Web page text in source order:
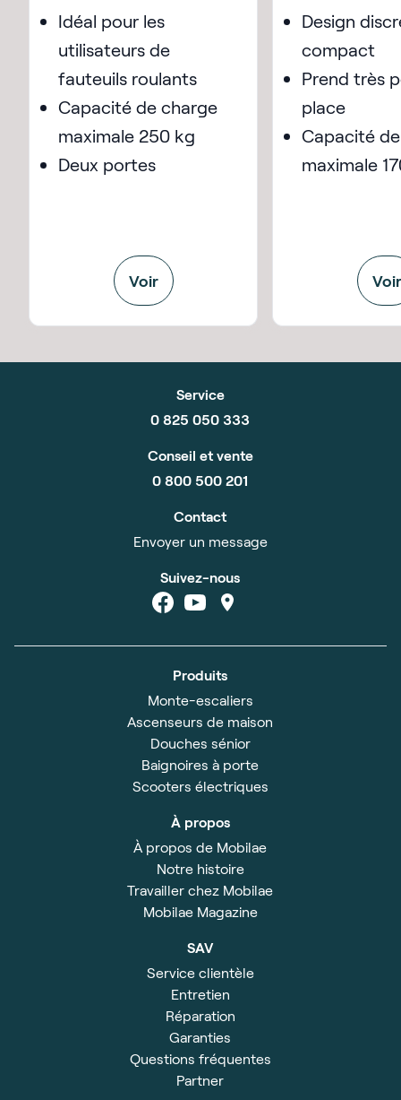
Idéal pour les
utilisateurs de
fauteuils roulants
Capacité de charge
maximale 250 kg
Deux portes
Voir
Design
compact
Prend très
place
Capacité
maximale
Voir
Service
0 825 050 333
Conseil et vente
0 800 500 201
Contact
Envoyer un message
Suivez-nous
Produits
Monte-escaliers
Ascenseurs de maison
Douches sénior
Baignoires à porte
Scooters électriques
À propos
À propos de Mobilae
Notre histoire
Travailler chez Mobilae
Mobilae Magazine
SAV
Service clientèle
Entretien
Réparation
Garanties
Questions fréquentes
Partner